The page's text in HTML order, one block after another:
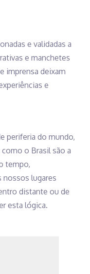
e validadas a
e manchetes
imprensa deixam
e
periferia do mundo,
o Brasil são a
tempo,
lugares
distante ou de
esta lógica.